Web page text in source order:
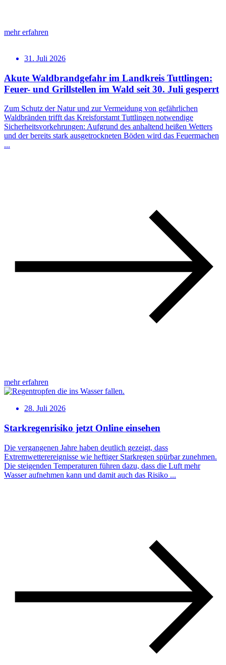
mehr erfahren
31. Juli 2026
Akute Waldbrandgefahr im Landkreis Tuttlingen:
Feuer- und Grillstellen im Wald seit 30. Juli gesperrt
Zum Schutz der Natur und zur Vermeidung von gefährlichen
Waldbränden trifft das Kreisforstamt Tuttlingen notwendige
Sicherheitsvorkehrungen: Aufgrund des anhaltend heißen Wetters
und der bereits stark ausgetrockneten Böden wird das Feuermachen
...
mehr erfahren
28. Juli 2026
Starkregenrisiko jetzt Online einsehen
Die vergangenen Jahre haben deutlich gezeigt, dass
Extremwetterereignisse wie heftiger Starkregen spürbar zunehmen.
Die steigenden Temperaturen führen dazu, dass die Luft mehr
Wasser aufnehmen kann und damit auch das Risiko ...